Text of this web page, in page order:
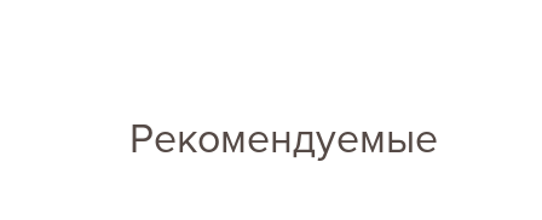
Рекомендуемые